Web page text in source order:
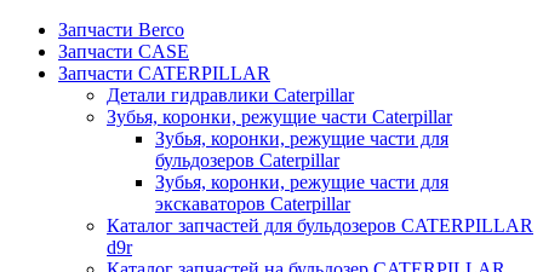
Запчасти Berco
Запчасти CASE
Запчасти CATERPILLAR
Детали гидравлики Caterpillar
Зубья, коронки, режущие части Caterpillar
Зубья, коронки, режущие части для
бульдозеров Caterpillar
Зубья, коронки, режущие части для
экскаваторов Caterpillar
Каталог запчастей для бульдозеров CATERPILLAR
d9r